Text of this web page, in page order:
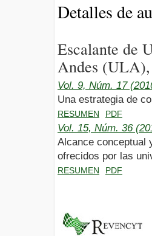
Detalles de
Escalante de
Andes (ULA),
Vol. 9, Núm. 17
Una estrategia de
RESUMEN PDF
Vol. 15, Núm. 36
Alcance conceptual
ofrecidos por las
RESUMEN PDF